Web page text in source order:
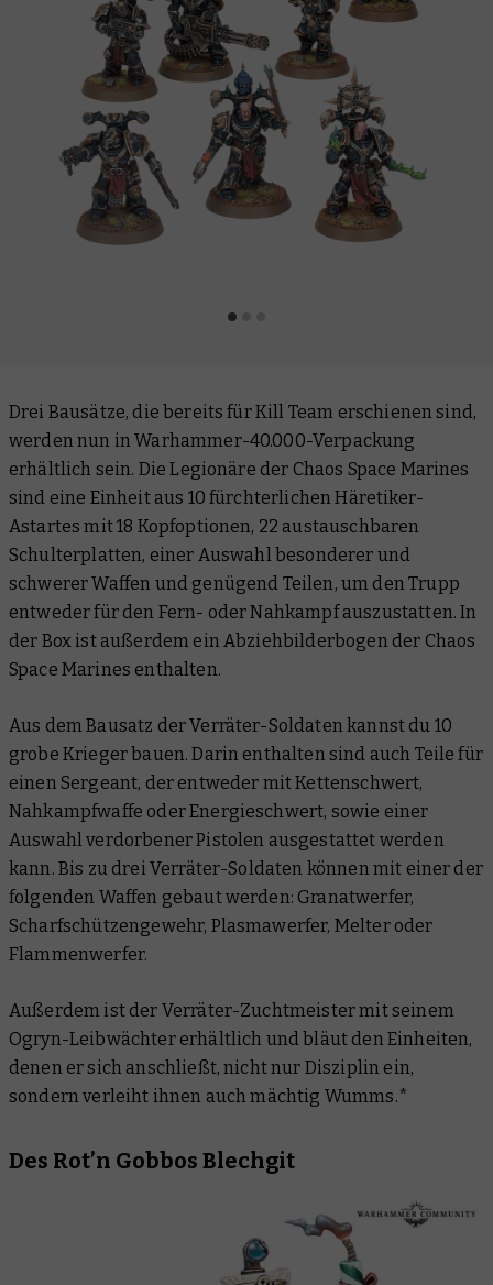
Drei Bausätze, die bereits für Kill Team erschienen sind,
werden nun in Warhammer-40.000-Verpackung
erhältlich sein. Die Legionäre der Chaos Space Marines
sind eine Einheit aus 10 fürchterlichen Häretiker-
Astartes mit 18 Kopfoptionen, 22 austauschbaren
Schulterplatten, einer Auswahl besonderer und
schwerer Waffen und genügend Teilen, um den Trupp
entweder für den Fern- oder Nahkampf auszustatten. In
der Box ist außerdem ein Abziehbilderbogen der Chaos
Space Marines enthalten.
Aus dem Bausatz der Verräter-Soldaten kannst du 10
grobe Krieger bauen. Darin enthalten sind auch Teile für
einen Sergeant, der entweder mit Kettenschwert,
Nahkampfwaffe oder Energieschwert, sowie einer
Auswahl verdorbener Pistolen ausgestattet werden
kann. Bis zu drei Verräter-Soldaten können mit einer der
folgenden Waffen gebaut werden: Granatwerfer,
Scharfschützengewehr, Plasmawerfer, Melter oder
Flammenwerfer.
Außerdem ist der Verräter-Zuchtmeister mit seinem
Ogryn-Leibwächter erhältlich und bläut den Einheiten,
denen er sich anschließt, nicht nur Disziplin ein,
sondern verleiht ihnen auch mächtig Wumms.*
Des Rot’n Gobbos Blechgit